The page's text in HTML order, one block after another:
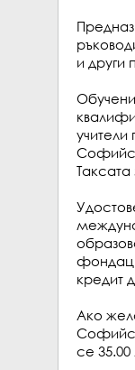
и други
Таксата
кредит
Ако
се 35.00